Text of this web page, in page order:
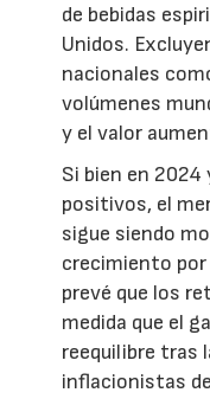
de bebidas
Unidos.
nacionales
volúmenes
y el valor
Si bien en
positivos, el
sigue siendo
crecimiento por
prevé que los
medida que el
reequilibre tras
inflacionistas